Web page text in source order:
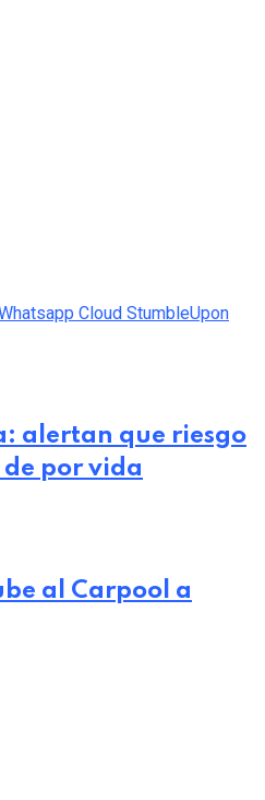
Cloud StumbleUpon
alertan que riesgo
de por vida
al Carpool a